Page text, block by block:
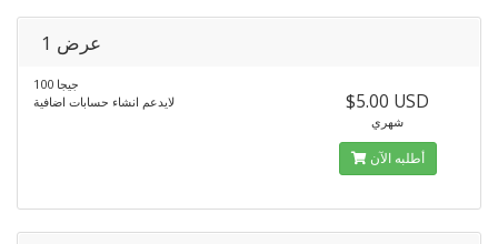
عرض 1
100 جيجا
لايدعم انشاء حسابات اضافية
$5.00 USD
شهري
أطلبه الآن